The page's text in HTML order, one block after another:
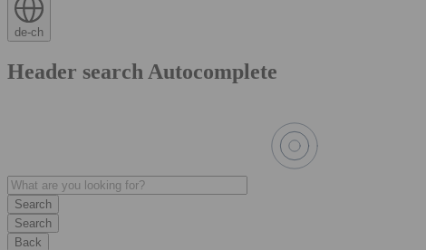
de-ch
Header search Autocomplete
Search
Back